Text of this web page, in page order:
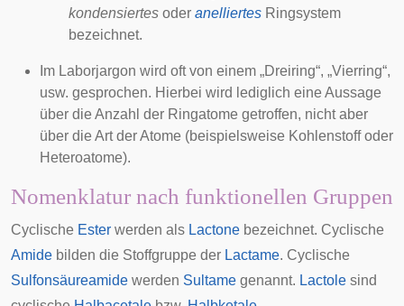
kondensiertes oder anelliertes Ringsystem
bezeichnet.
Im Laborjargon wird oft von einem „Dreiring“, „Vierring“,
usw. gesprochen. Hierbei wird lediglich eine Aussage
über die Anzahl der Ringatome getroffen, nicht aber
über die Art der Atome (beispielsweise Kohlenstoff oder
Heteroatome).
Nomenklatur nach funktionellen Gruppen
Cyclische Ester werden als Lactone bezeichnet. Cyclische
Amide bilden die Stoffgruppe der Lactame. Cyclische
Sulfonsäureamide werden Sultame genannt. Lactole sind